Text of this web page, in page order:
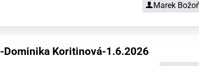
Marek
Dominika Koritinová-1.6.2026